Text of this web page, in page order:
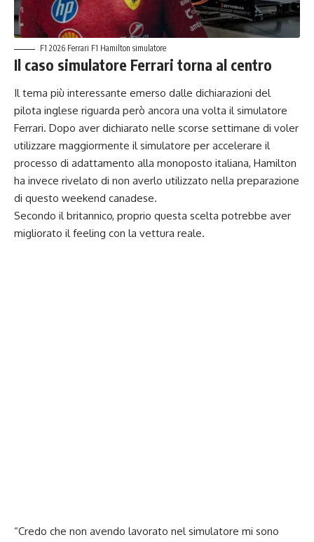
F1 2026 Ferrari F1 Hamilton simulatore
Il caso simulatore Ferrari torna al centro
Il tema più interessante emerso dalle dichiarazioni del
pilota inglese riguarda però ancora una volta il simulatore
Ferrari. Dopo aver dichiarato nelle scorse settimane di voler
utilizzare maggiormente il simulatore per accelerare il
processo di adattamento alla monoposto italiana, Hamilton
ha invece rivelato di non averlo utilizzato nella preparazione
di questo weekend canadese.
Secondo il britannico, proprio questa scelta potrebbe aver
migliorato il feeling con la vettura reale.
“Credo che non avendo lavorato nel simulatore mi sono